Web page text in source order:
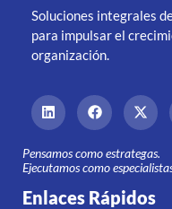
Soluciones integrales
para impulsar el
organización.
Pensamos como estrategas.
Ejecutamos como
Enlaces Rápidos